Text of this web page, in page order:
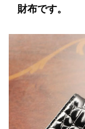
財布です。